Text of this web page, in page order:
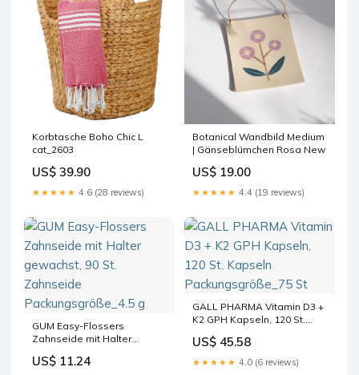
Korbtasche Boho Chic L
cat_2603
US$ 39.90
★★★★★ 4.6 (28 reviews)
Botanical Wandbild Medium
| Gänseblümchen Rosa New
US$ 19.00
★★★★★ 4.4 (19 reviews)
GUM Easy-Flossers
Zahnseide mit Halter
Packungsgröße_4.5 g
US$ 11.24
GALL PHARMA Vitamin D3 +
K2 GPH Kapseln, 120 St.
St
US$ 45.58
★★★★★ 4.0 (6 reviews)